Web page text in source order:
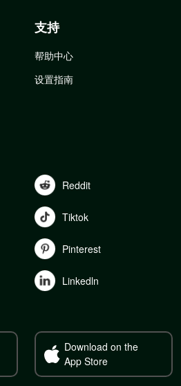
支持
帮助中心
设置指南
Reddit
Tiktok
Pinterest
Linkedln
Download on the
App Store